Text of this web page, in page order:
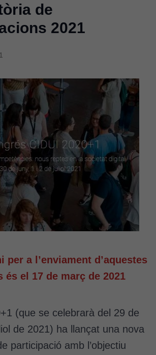
de
2021
per a l’enviament d’aquestes
el 17 de març de 2021
(que se celebrarà del 29 de
de 2021) ha llançat una nova
participació amb l’objectiu